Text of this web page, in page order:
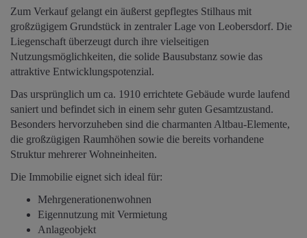
Zum Verkauf gelangt ein äußerst gepflegtes Stilhaus mit
großzügigem Grundstück in zentraler Lage von Leobersdorf. Die
Liegenschaft überzeugt durch ihre vielseitigen
Nutzungsmöglichkeiten, die solide Bausubstanz sowie das
attraktive Entwicklungspotenzial.
Das ursprünglich um ca. 1910 errichtete Gebäude wurde laufend
saniert und befindet sich in einem sehr guten Gesamtzustand.
Besonders hervorzuheben sind die charmanten Altbau-Elemente,
die großzügigen Raumhöhen sowie die bereits vorhandene
Struktur mehrerer Wohneinheiten.
Die Immobilie eignet sich ideal für:
Mehrgenerationenwohnen
Eigennutzung mit Vermietung
Anlageobjekt